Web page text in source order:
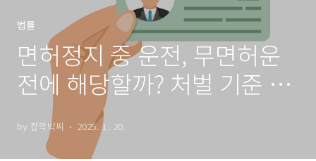
법률
면허정지 중 운전, 무면허운
전에 해당할까? 처벌 기준 정
by 잡학박씨 2025. 1. 20.